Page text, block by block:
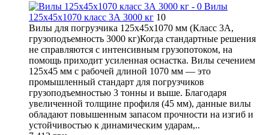
Вилы
125х45х1070 класс 3А 3000 кг 10
Вилы для погрузчика 125х45х1070 мм (Класс 3А,
грузоподъемность 3000 кг)Когда стандартные решения
не справляются с интенсивным грузопотоком, на
помощь приходит усиленная оснастка. Вилы сечением
125х45 мм с рабочей длиной 1070 мм — это
промышленный стандарт для погрузчиков
грузоподъемностью 3 тонны и выше. Благодаря
увеличенной толщине профиля (45 мм), данные вилы
обладают повышенным запасом прочности на изгиб и
устойчивостью к динамическим ударам,..